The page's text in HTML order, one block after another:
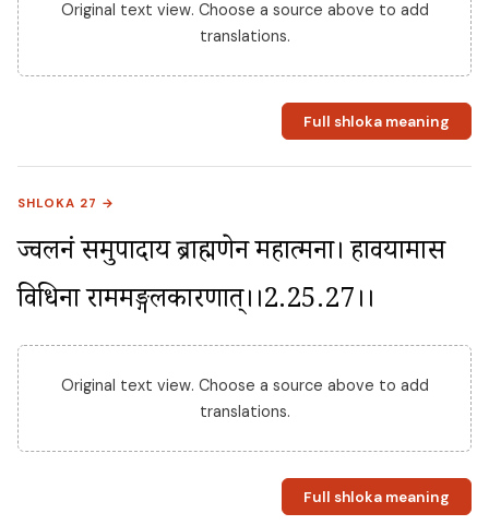
Original text view. Choose a source above to add
translations.
Full shloka meaning
SHLOKA 27 →
ज्वलनं समुपादाय ब्राह्मणेन महात्मना। हावयामास
विधिना राममङ्गलकारणात्।।2.25.27।।
Original text view. Choose a source above to add
translations.
Full shloka meaning